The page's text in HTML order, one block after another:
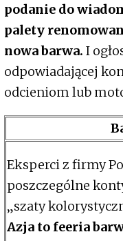
podanie do
palety
nowa barwa. I
odpowiadającej
odcieniom lub
Eksperci z firmy
poszczególne
„szaty
Azja to feeria